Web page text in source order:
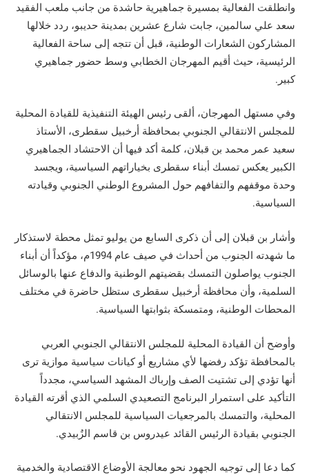
وانطلقت الفعالية بمسيرة جماهيرية حاشدة من جانب ملعب الفقيد
سعد علي سالمين، جابت شارع عشرين بمدينة حديبو، ردد خلالها
المشاركون الشعارات الوطنية، قبل أن تتجه إلى ساحة الفعالية
الرئيسية، حيث أقيم المهرجان الخطابي وسط حضور جماهيري
كبير.
وفي مستهل المهرجان، ألقى رئيس الهيئة التنفيذية للقيادة المحلية
للمجلس الانتقالي الجنوبي بمحافظة أرخبيل سقطرى، الأستاذ
سعيد عمر محمد بن قبلان، كلمة أكد فيها أن الاحتشاد الجماهيري
الكبير يعكس تمسك أبناء سقطرى بخياراتهم السياسية، ويجسد
وحدة موقفهم والتفافهم حول المشروع الوطني الجنوبي وقيادته
السياسية.
وأشار بن قبلان إلى أن ذكرى السابع من يوليو تمثل محطة لاستذكار
ما شهدته الجنوب من أحداث في صيف عام 1994م، مؤكداً أن أبناء
الجنوب يواصلون التمسك بقضيتهم الوطنية والدفاع عنها بالوسائل
السلمية، وأن محافظة أرخبيل سقطرى ستظل حاضرة في مختلف
المحطات الوطنية، ومتمسكة بثوابتها السياسية.
وأوضح أن القيادة المحلية للمجلس الانتقالي الجنوبي العربي
بالمحافظة تؤكد رفضها لأي مشاريع أو كيانات سياسية موازية ترى
أنها تؤدي إلى تشتيت الصف وإرباك المشهد السياسي، مجدداً
التأكيد على استمرار البرنامج التصعيدي السلمي الذي أقرته القيادة
المحلية، والتمسك بالمرجعيات السياسية للمجلس الانتقالي
الجنوبي بقيادة الرئيس القائد عيدروس بن قاسم الزُبيدي.
كما دعا إلى توجيه الجهود نحو معالجة الأوضاع الاقتصادية والخدمية